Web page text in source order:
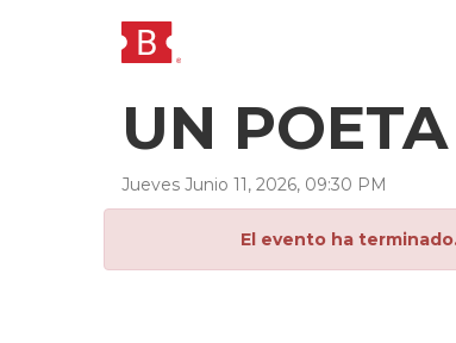
UN
Jueves Junio 11, 2026, 09:30 PM
El evento ha